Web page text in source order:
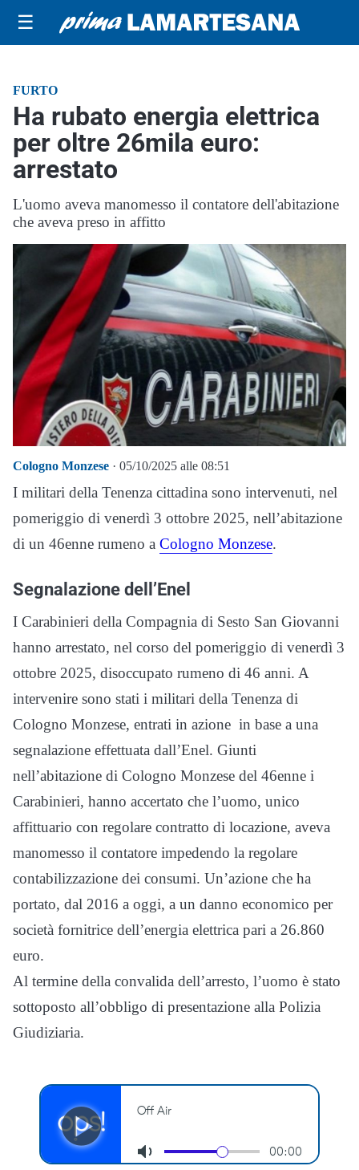
☰
FURTO
Ha rubato energia elettrica
per oltre 26mila euro:
arrestato
L'uomo aveva manomesso il contatore dell'abitazione
che aveva preso in affitto
Cologno Monzese · 05/10/2025 alle 08:51
I militari della Tenenza cittadina sono intervenuti, nel
pomeriggio di venerdì 3 ottobre 2025, nell’abitazione
di un 46enne rumeno a Cologno Monzese.
Segnalazione dell’Enel
I Carabinieri della Compagnia di Sesto San Giovanni
hanno arrestato, nel corso del pomeriggio di venerdì 3
ottobre 2025, disoccupato rumeno di 46 anni. A
intervenire sono stati i militari della Tenenza di
Cologno Monzese, entrati in azione in base a una
segnalazione effettuata dall’Enel. Giunti
nell’abitazione di Cologno Monzese del 46enne i
Carabinieri, hanno accertato che l’uomo, unico
affittuario con regolare contratto di locazione, aveva
manomesso il contatore impedendo la regolare
contabilizzazione dei consumi. Un’azione che ha
portato, dal 2016 a oggi, a un danno economico per
società fornitrice dell’energia elettrica pari a 26.860
euro.
Al termine della convalida dell’arresto, l’uomo è stato
sottoposto all’obbligo di presentazione alla Polizia
Giudiziaria.